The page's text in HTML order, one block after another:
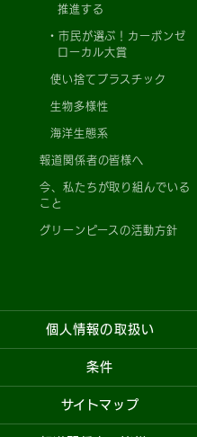
推進する
市民が選ぶ！カーボンゼ
ローカル大賞
使い捨てプラスチック
生物多様性
海洋生態系
報道関係者の皆様へ
今、私たちが取り組んでいる
こと
グリーンピースの活動方針
個人情報の取扱い
条件
サイトマップ